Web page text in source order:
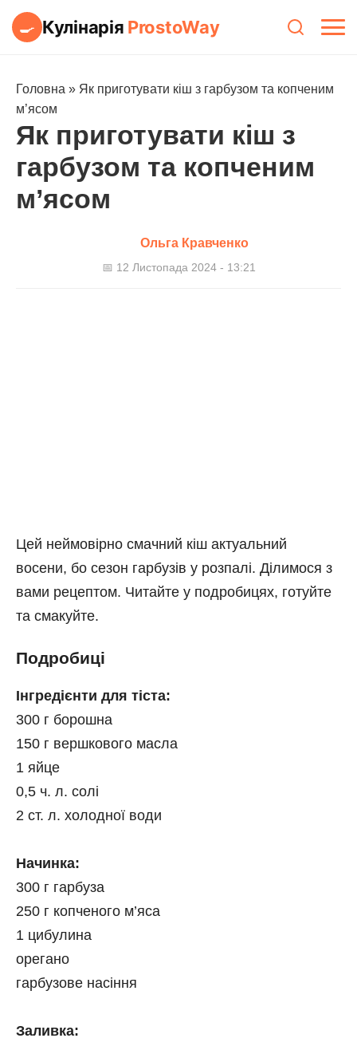
🍳 Кулінарія ProstoWay
Головна » Як приготувати кіш з гарбузом та копченим
м’ясом
Як приготувати кіш з
гарбузом та копченим
м’ясом
Ольга Кравченко
📅 12 Листопада 2024 - 13:21
Цей неймовірно смачний кіш актуальний
восени, бо сезон гарбузів у розпалі. Ділимося з
вами рецептом. Читайте у подробицях, готуйте
та смакуйте.
Подробиці
Інгредієнти для тіста:
300 г борошна
150 г вершкового масла
1 яйце
0,5 ч. л. солі
2 ст. л. холодної води
Начинка:
300 г гарбуза
250 г копченого м’яса
1 цибулина
орегано
гарбузове насіння
Заливка: